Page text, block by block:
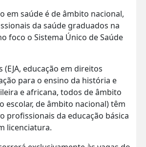
em saúde é de âmbito nacional,
da saúde graduados na
foco o Sistema Único de Saúde
(EJA, educação em direitos
para o ensino da história e
e africana, todos de âmbito
escolar, de âmbito nacional) têm
profissionais da educação básica
licenciatura.